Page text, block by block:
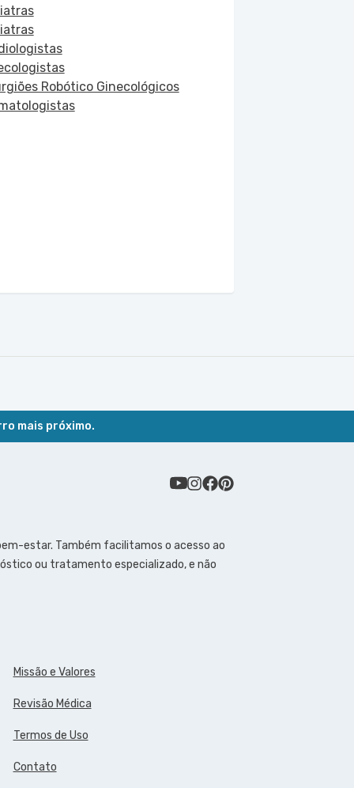
Robótico Ginecológicos
mais próximo.
estar. Também facilitamos o acesso ao
ou tratamento especializado, e não
Missão e Valores
Revisão Médica
Termos de Uso
Contato